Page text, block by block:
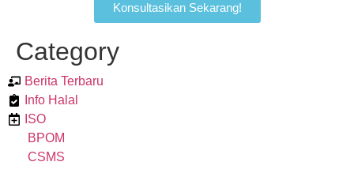
Konsultasikan Sekarang!
Category
Berita Terbaru
Info Halal
ISO
BPOM
CSMS